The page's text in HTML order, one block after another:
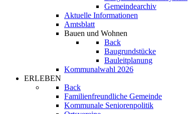
Gemeindearchiv
Aktuelle Informationen
Amtsblatt
Bauen und Wohnen
Back
Baugrundstücke
Bauleitplanung
Kommunalwahl 2026
ERLEBEN
Back
Familienfreundliche Gemeinde
Kommunale Seniorenpolitik